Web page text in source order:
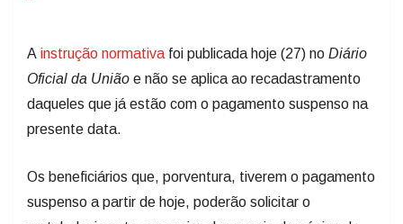
A instrução normativafoi publicada hoje (27) no Diário
Oficial da União e não se aplica ao recadastramento
daqueles que já estão com o pagamento suspenso na
presente data.
Os beneficiários que, porventura, tiverem o pagamento
suspenso a partir de hoje, poderão solicitar o